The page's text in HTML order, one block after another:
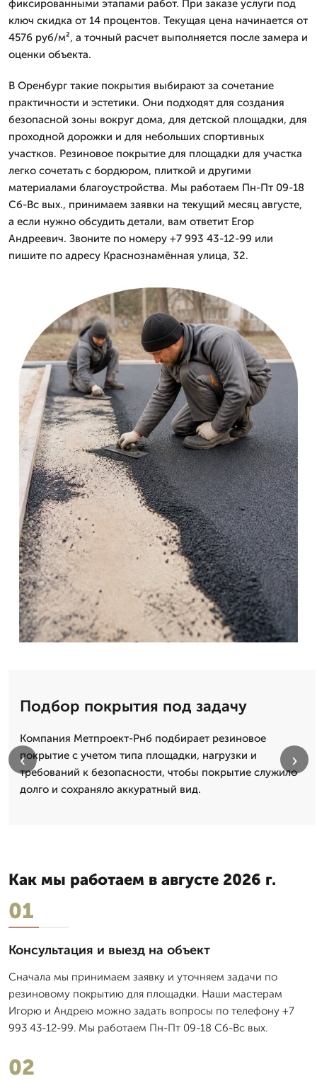
фиксированными этапами работ. При заказе услуги под
ключ скидка от 14 процентов. Текущая цена начинается от
4576 руб/м², а точный расчет выполняется после замера и
оценки объекта.
В Оренбург такие покрытия выбирают за сочетание
практичности и эстетики. Они подходят для создания
безопасной зоны вокруг дома, для детской площадки, для
проходной дорожки и для небольших спортивных
участков. Резиновое покрытие для площадки для участка
легко сочетать с бордюром, плиткой и другими
материалами благоустройства. Мы работаем Пн-Пт 09-18
Сб-Вс вых., принимаем заявки на текущий месяц августе,
а если нужно обсудить детали, вам ответит Егор
Андреевич. Звоните по номеру +7 993 43-12-99 или
пишите по адресу Краснознамённая улица, 32.
Подбор покрытия под задачу
Компания Метпроект-Рнб подбирает резиновое
покрытие с учетом типа площадки, нагрузки и
требований к безопасности, чтобы покрытие служило
долго и сохраняло аккуратный вид.
‹ ›
Как мы работаем в августе 2026 г.
01
Консультация и выезд на объект
Сначала мы принимаем заявку и уточняем задачи по
резиновому покрытию для площадки. Наши мастерам
Игорю и Андрею можно задать вопросы по телефону +7
993 43-12-99. Мы работаем Пн-Пт 09-18 Сб-Вс вых.
02